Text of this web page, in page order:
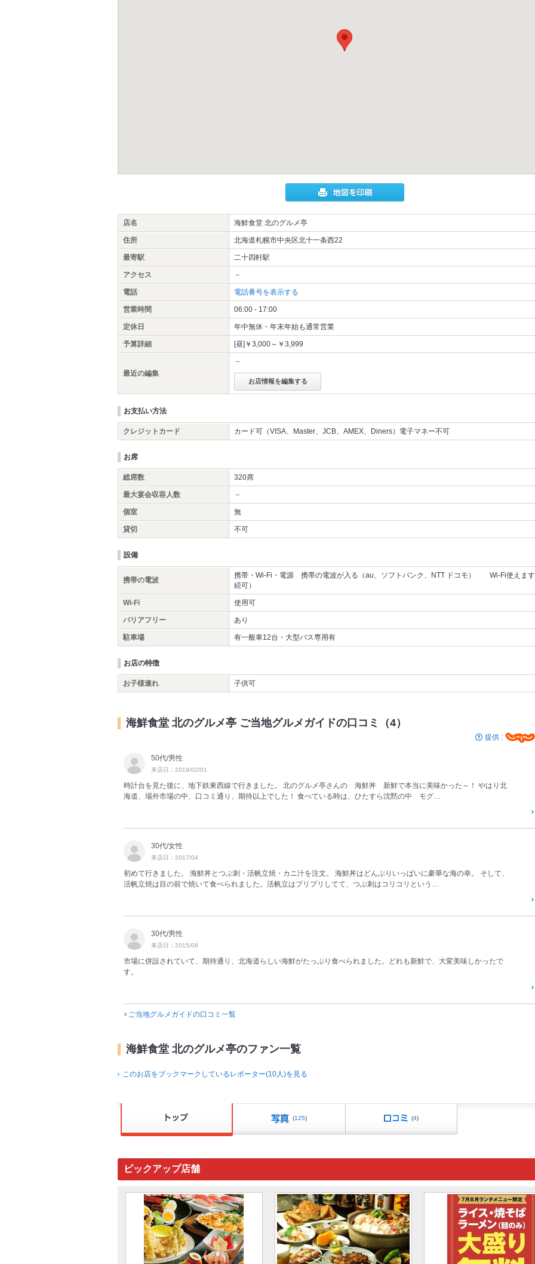
店名 海鮮食堂 北のグルメ亭
住所 北海道札幌市中央区北十一条西22
最寄駅 二十四軒駅
アクセス －
電話 電話番号を表示する
営業時間 06:00 - 17:00
定休日 年中無休・年末年始も通常営業
予算詳細 [昼]￥3,000～￥3,999
最近の編集
－
お店情報を編集する
お支払い方法
クレジットカード カード可（VISA、Master、JCB、AMEX、Diners）電子マネー不可
お席
総席数 320席
最大宴会収容人数 －
個室 無
貸切 不可
設備
携帯の電波
携帯・Wi-Fi・電源 携帯の電波が入る（au、ソフトバンク、NTT ドコモ） Wi-Fi使えま
続可）
Wi-Fi 使用可
バリアフリー あり
駐車場 有一般車12台・大型バス専用有
お店の特徴
お子様連れ 子供可
海鮮食堂 北のグルメ亭 ご当地グルメガイドの口コミ（4）
提供 :
50代/男性
来店日：2019/02/01
時計台を見た後に、地下鉄東西線で行きました。 北のグルメ亭さんの 海鮮丼 新鮮で本当に美味かった～！ やはり北
海道、場外市場の中、口コミ通り、期待以上でした！ 食べている時は、ひたすら沈黙の中 モグ…
30代/女性
来店日：2017/04
初めて行きました。 海鮮丼とつぶ刺・活帆立焼・カニ汁を注文。 海鮮丼はどんぶりいっぱいに豪華な海の幸。 そして、
活帆立焼は目の前で焼いて食べられました。活帆立はプリプリしてて、つぶ刺はコリコリという…
30代/男性
来店日：2015/08
市場に併設されていて、期待通り、北海道らしい海鮮がたっぷり食べられました。どれも新鮮で、大変美味しかったで
す。
ご当地グルメガイドの口コミ一覧
海鮮食堂 北のグルメ亭のファン一覧
このお店をブックマークしているレポーター(10人)を見る
(125) (4)
ピックアップ店舗